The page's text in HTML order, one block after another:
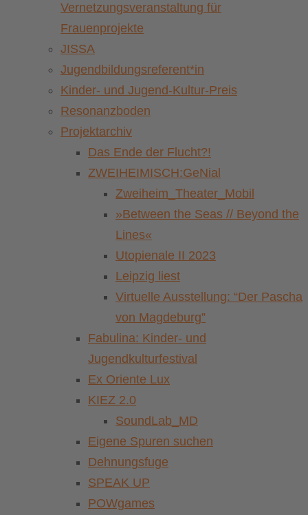
Vernetzungsveranstaltung für
Frauenprojekte
JISSA
Jugendbildungsreferent*in
Kinder- und Jugend-Kultur-Preis
Resonanzboden
Projektarchiv
Das Ende der Flucht?!
ZWEIHEIMISCH:GeNial
Zweiheim_Theater_Mobil
»Between the Seas // Beyond the
Lines«
Utopienale II 2023
Leipzig liest
Virtuelle Ausstellung: “Der Pascha
von Magdeburg”
Fabulina: Kinder- und
Jugendkulturfestival
Ex Oriente Lux
KIEZ 2.0
SoundLab_MD
Eigene Spuren suchen
Dehnungsfuge
SPEAK UP
POWgames